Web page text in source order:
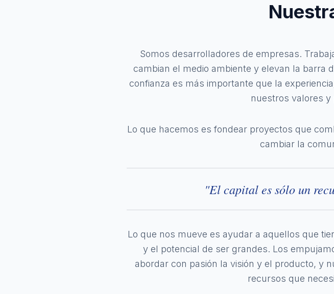
Somos desarrolladores de empresas.
cambian el medio ambiente y elevan la barra
confianza es más importante que la
nuestros valores
Lo que hacemos es fondear proyectos que
cambiar la
"El capital es sólo un
Lo que nos mueve es ayudar a aquellos que
y el potencial de ser grandes. Los
abordar con pasión la visión y el producto, y
recursos que